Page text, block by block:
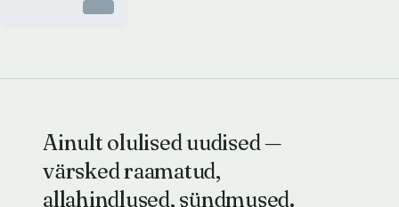
Ainult olulised uudised —
värsked raamatud,
allahindlused, sündmused.